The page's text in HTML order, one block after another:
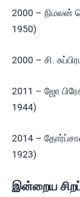
2000 – நிமலன்
1950)
2000 – சி.
2011 – ஜோ
1944)
2014 –
1923)
இன்றைய